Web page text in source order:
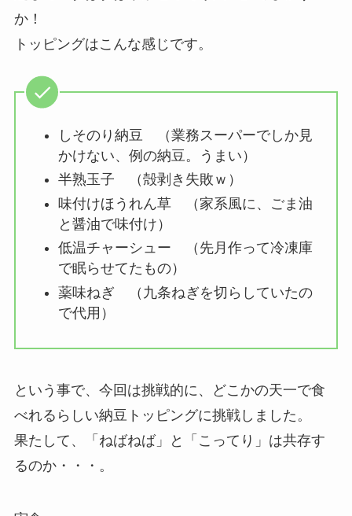
か！
トッピングはこんな感じです。
しそのり納豆 （業務スーパーでしか見
かけない、例の納豆。うまい）
半熟玉子 （殻剥き失敗ｗ）
味付けほうれん草 （家系風に、ごま油
と醤油で味付け）
低温チャーシュー （先月作って冷凍庫
で眠らせてたもの）
薬味ねぎ （九条ねぎを切らしていたの
で代用）
という事で、今回は挑戦的に、どこかの天一で食
べれるらしい納豆トッピングに挑戦しました。
果たして、「ねばねば」と「こってり」は共存す
るのか・・・。